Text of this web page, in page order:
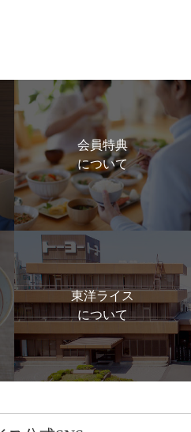
会員特典
について
東洋ライス
について